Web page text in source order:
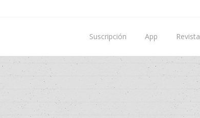
Suscripción App Revista